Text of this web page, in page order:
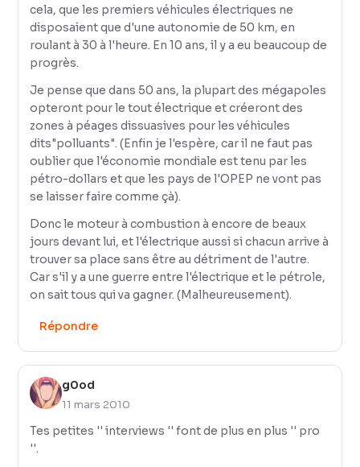
cela, que les premiers véhicules électriques ne
disposaient que d'une autonomie de 50 km, en
roulant à 30 à l'heure. En 10 ans, il y a eu beaucoup de
progrès.
Je pense que dans 50 ans, la plupart des mégapoles
opteront pour le tout électrique et créeront des
zones à péages dissuasives pour les véhicules
dits"polluants". (Enfin je l'espère, car il ne faut pas
oublier que l'économie mondiale est tenu par les
pétro-dollars et que les pays de l'OPEP ne vont pas
se laisser faire comme çà).
Donc le moteur à combustion à encore de beaux
jours devant lui, et l'électrique aussi si chacun arrive à
trouver sa place sans être au détriment de l'autre.
Car s'il y a une guerre entre l'électrique et le pétrole,
on sait tous qui va gagner. (Malheureusement).
Répondre
g0od
11 mars 2010
Tes petites '' interviews '' font de plus en plus '' pro
''.